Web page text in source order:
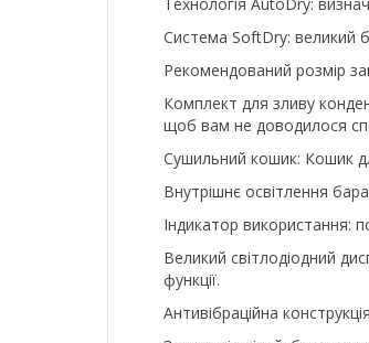
Система SoftDry: великий
Рекомендований розмір
Комплект для зливу
щоб вам не доводилося
Сушильний кошик: Кошик
Внутрішнє освітлення
Індикатор використання:
Великий світлодіодний
функції.
Антивібраційна